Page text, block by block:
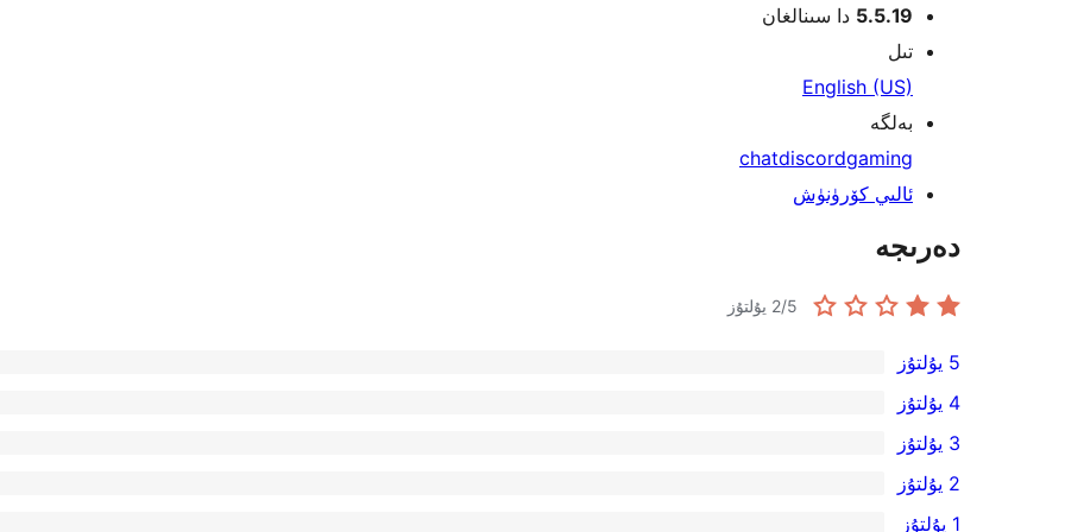
5.5.19 دا سىنالغان
تىل
English (US)
بەلگە
chatdiscordgaming
ئالىي كۆرۈنۈش
دەرىجە
2/5 يۇلتۇز
0
5-
يۇلتۇز
باھالاش
5 يۇلتۇز
4-
يۇلتۇز
باھالاش
4 يۇلتۇز
0
3-
3 يۇلتۇز
2 يۇلتۇز
1 يۇلتۇز